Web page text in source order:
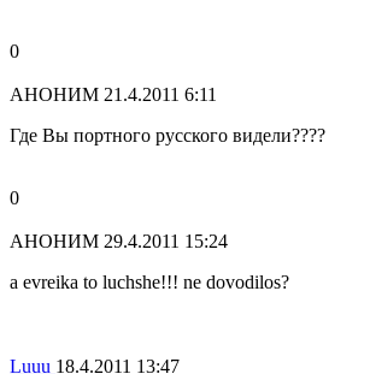
0
АНОНИМ 21.4.2011 6:11
Где Вы портного русского видели????
0
АНОНИМ 29.4.2011 15:24
a evreika to luchshe!!! ne dovodilos?
Luuu 18.4.2011 13:47